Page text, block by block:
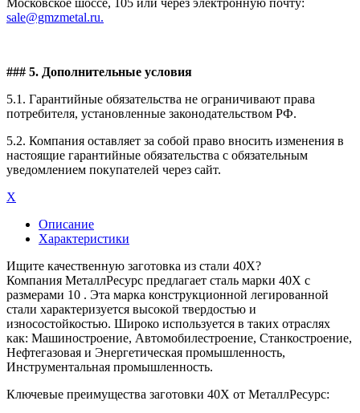
sale@gmzmetal.ru.
### 5. Дополнительные условия
5.1. Гарантийные обязательства не ограничивают права
потребителя, установленные законодательством РФ.
5.2. Компания оставляет за собой право вносить изменения в
настоящие гарантийные обязательства с обязательным
уведомлением покупателей через сайт.
X
Описание
Характеристики
Ищите качественную заготовка из стали 40Х?
Компания МеталлРесурс предлагает сталь марки 40Х с
размерами 10 . Эта марка конструкционной легированной
стали характеризуется высокой твердостью и
износостойкостью. Широко используется в таких отраслях
как: Машиностроение, Автомобилестроение, Станкостроение,
Нефтегазовая и Энергетическая промышленность,
Инструментальная промышленность.
Ключевые преимущества заготовки 40Х от МеталлРесурс: